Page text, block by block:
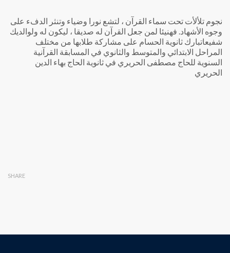
نجوم تلألأت تحت سماء القرآن ، لتشع نورا وضياء وتنثر الدفء على
وجوه الأشهاد. فهنيئا لمن جعل القرآن له صديقا ، ليكون له ولوالديك
شفيعاتبارك ثانوية الحسام على مشاركة طلابها من مختلف
المراحل الابتدائي والمتوسط والثانوي في المسابقة القرآنية
السنوية للحاج مصطفى الحريري في ثانوية الحاج بهاء الدين
الحريري
SHARE